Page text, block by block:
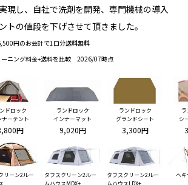
現し、自社で洗剤を開発、専門機械の導入
トの値段を下げさせて頂きました。
円のお会計で1口分送料無料
ニング料金+送料を比較 2026/07時点
ドロック
ナーテント
円
ランドロック
インナーマット
9,020円
ランドロック
グランドシート
3,300円
シ
リーン2ルー
タフスクリーン2ルー
タフスクリーン2ルー
ヘキ